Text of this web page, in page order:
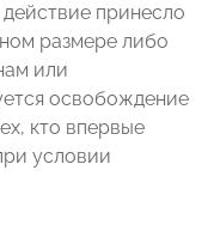
принесло
размере либо
или
освобождение
кто впервые
условии